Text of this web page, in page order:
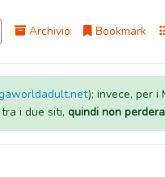
Archivio Bookmark
); invece, per i
i due siti, quindi non